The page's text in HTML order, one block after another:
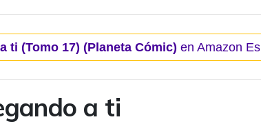
ti (Tomo 17) (Planeta Cómic) en Amazon
a ti